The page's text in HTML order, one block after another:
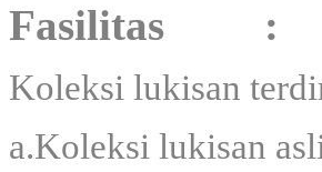
Fasilitas :
Koleksi lukisan
a.Koleksi lukisan